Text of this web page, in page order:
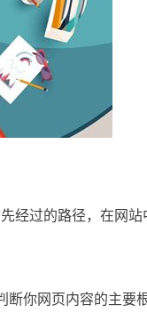
过的路径，在网站
你网页内容的主要